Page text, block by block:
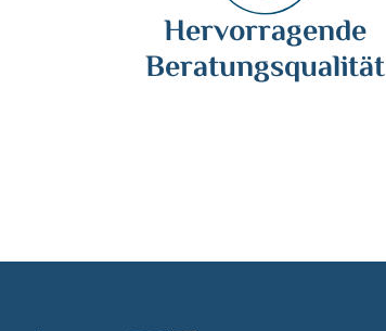
Hervorragende
Beratungsqualität